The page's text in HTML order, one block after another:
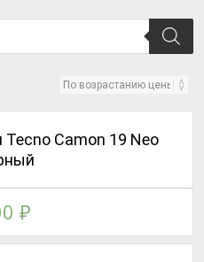
Camon 19 Neo
₽